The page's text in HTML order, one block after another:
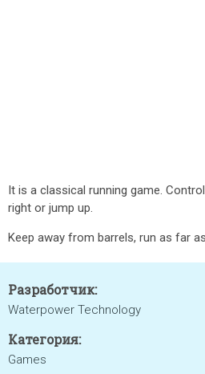
It is a classical running game.
right or jump up.
Keep away from barrels, run as far
Разработчик:
Waterpower Technology
Категория:
Games